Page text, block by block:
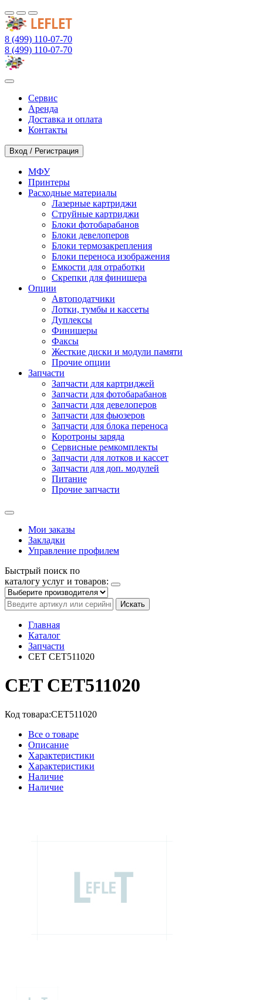
8 (499) 110-07-70
8 (499) 110-07-70
Сервис
Аренда
Доставка и оплата
Контакты
Вход / Регистрация
МФУ
Принтеры
Расходные материалы
Лазерные картриджи
Струйные картриджи
Блоки фотобарабанов
Блоки девелоперов
Блоки термозакрепления
Блоки переноса изображения
Емкости для отработки
Скрепки для финишера
Опции
Автоподатчики
Лотки, тумбы и кассеты
Дуплексы
Финишеры
Факсы
Жесткие диски и модули памяти
Прочие опции
Запчасти
Запчасти для картриджей
Запчасти для фотобарабанов
Запчасти для девелоперов
Запчасти для фьюзеров
Запчасти для блока переноса
Коротроны заряда
Сервисные ремкомплекты
Запчасти для лотков и кассет
Запчасти для доп. модулей
Питание
Прочие запчасти
Мои заказы
Закладки
Управление профилем
Быстрый поиск по
каталогу услуг и товаров:
Искать
Главная
Каталог
Запчасти
CET CET511020
CET CET511020
Код товара:CET511020
Все о товаре
Описание
Характеристики
Характеристики
Наличие
Наличие